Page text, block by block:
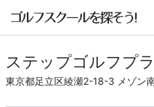
ステップゴルフプ
東京都足立区綾瀬2-18-3 メゾン